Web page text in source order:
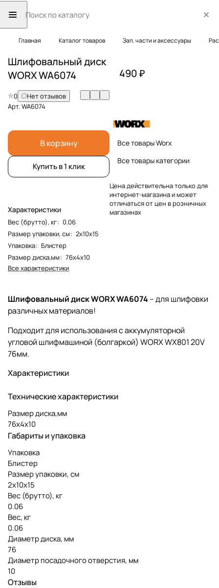
Главная Каталог товаров Зап. части и аксессуары
Шлифовальный диск
WORX WA6074
0
Нет отзывов
Арт.WA6074
В корзину
Купить в 1 клик
Характеристики
Вес (брутто), кг: 0.06
Размер упаковки, см: 2х10х15
Упаковка: Блистер
Размер диска,мм: 76х4х10
Все характеристики
490 ₽
Все товары Worx
Все товары категории
Цена действительна только для
интернет-магазина и может
отличаться от цен в розничных
магазинах
Шлифовальный диск WORX WA6074 – для шлифовки
различных материалов!
Подходит для использования с аккумуляторной
угловой шлифмашиной (болгаркой) WORX WX801 20V
76мм.
Характеристики
Технические характеристики
Размер диска,мм
76х4х10
Габариты и упаковка
Упаковка
Блистер
Размер упаковки, см
2х10х15
Вес (брутто), кг
0.06
Вес, кг
0.06
Диаметр диска, мм
76
Диаметр посадочного отверстия, мм
10
Отзывы